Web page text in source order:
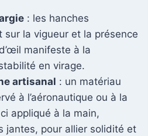
: les hanches
sur la vigueur et la présence
manifeste à la
en virage.
artisanal : un matériau
à l’aéronautique ou à la
appliqué à la main,
jantes, pour allier solidité et